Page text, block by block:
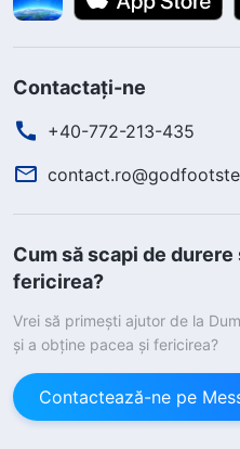
Contactați-ne
+40-772-213-435
Cum să scapi de
fericirea?
Vrei să primești ajutor de la
și a obține pacea și fericirea?
Contactează-ne pe